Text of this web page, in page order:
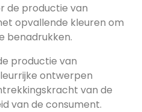
de productie van
opvallende kleuren om
benadrukken.
productie van
ontwerpen
van de
van de consument.